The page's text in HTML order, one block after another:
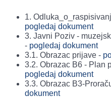
1.
pogledaj dokument
3. Javni Poziv -
- pogledaj dokument
3.1. Obrazac prijave -
3.2. Obrazac B6 - Plan
pogledaj dokument
3.3. Obrazac B3-
dokument